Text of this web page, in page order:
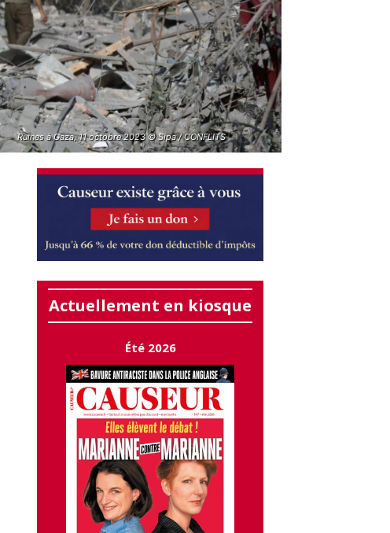
Ruines à Gaza, 11 octobre 2023 © Sipa / CONFLITS
Actuellement en kiosque
Été 2026